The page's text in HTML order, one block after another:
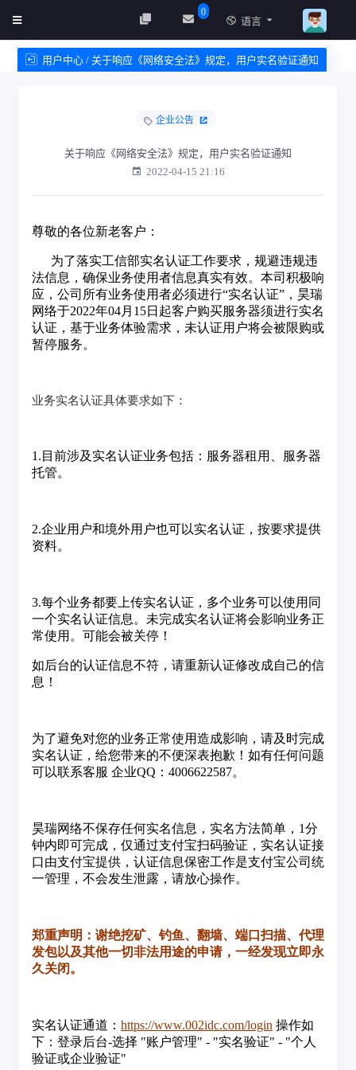
0
语言
用户中心 / 关于响应《网络安全法》规定，用户实名验证通知
企业公告
关于响应《网络安全法》规定，用户实名验证通知
2022-04-15 21:16